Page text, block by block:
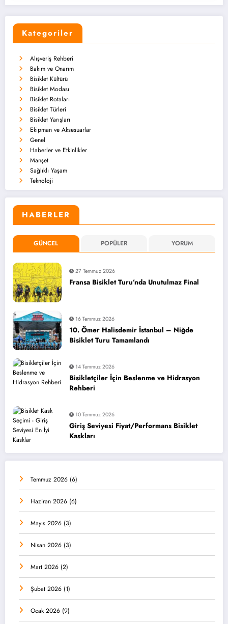
Kategoriler
Alışveriş Rehberi
Bakım ve Onarım
Bisiklet Kültürü
Bisiklet Modası
Bisiklet Rotaları
Bisiklet Türleri
Bisiklet Yarışları
Ekipman ve Aksesuarlar
Genel
Haberler ve Etkinlikler
Manşet
Sağlıklı Yaşam
Teknoloji
HABERLER
GÜNCEL POPÜLER YORUM
27 Temmuz 2026
Fransa Bisiklet Turu’nda Unutulmaz Final
16 Temmuz 2026
10. Ömer Halisdemir İstanbul – Niğde
Bisiklet Turu Tamamlandı
14 Temmuz 2026
Bisikletçiler İçin Beslenme ve Hidrasyon
Rehberi
10 Temmuz 2026
Giriş Seviyesi Fiyat/Performans Bisiklet
Kaskları
Temmuz 2026 (6)
Haziran 2026 (6)
Mayıs 2026 (3)
Nisan 2026 (3)
Mart 2026 (2)
Şubat 2026 (1)
Ocak 2026 (9)